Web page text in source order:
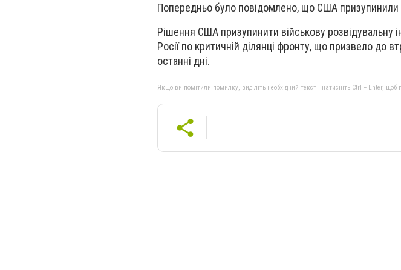
Попередньо було повідомлено, що США призупинили
Рішення США призупинити військову
Росії по критичній ділянці фронту, що призвело до
останні дні.
Якщо ви помітили помилку, виділіть необхідний текст і натисніть Ctrl + Enter, щоб